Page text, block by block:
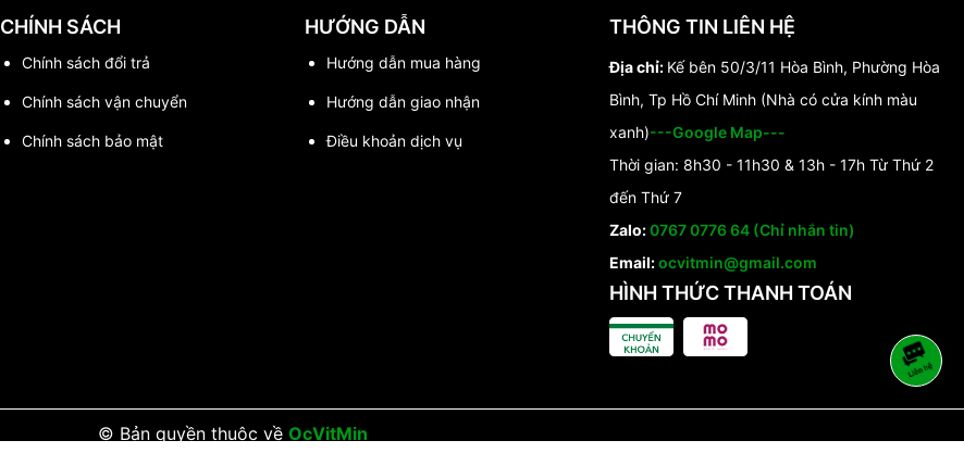
CHÍNH SÁCH
Chính sách đổi trả
Chính sách vận chuyển
Chính sách bảo mật
HƯỚNG DẪN
Hướng dẫn mua hàng
Hướng dẫn giao nhận
Điều khoản dịch vụ
THÔNG TIN LIÊN HỆ
Địa chỉ: Kế bên 50/3/11 Hòa Bình, Phường Hòa
Bình, Tp Hồ Chí Minh (Nhà có cửa kính màu
xanh)---Google Map---
Thời gian: 8h30 - 11h30 & 13h - 17h Từ Thứ 2
đến Thứ 7
Zalo:0767 0776 64 (Chỉ nhắn tin)
Email:ocvitmin@gmail.com
HÌNH THỨC THANH TOÁN
© Bản quyền thuộc về OcVitMin